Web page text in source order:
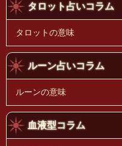
タロット占いコラム
タロットの意味
ルーン占いコラム
ルーンの意味
血液型コラム